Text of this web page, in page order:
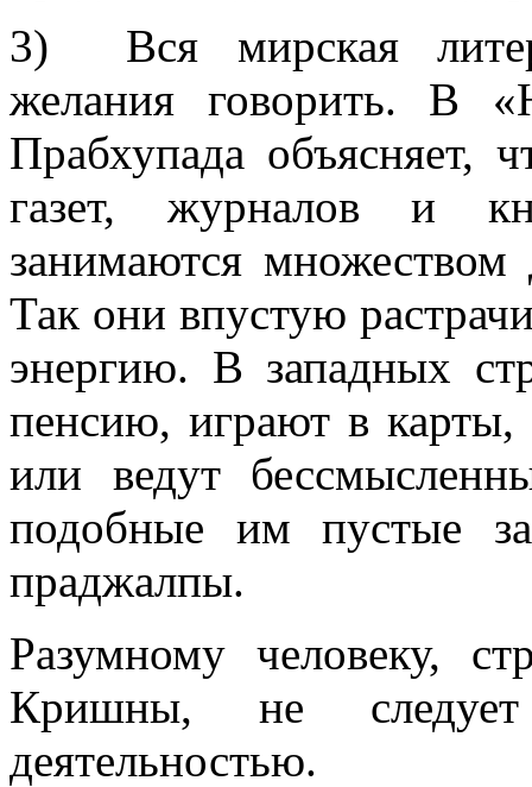
3) Вся мирская
желания говорить. В
Прабхупада объясняет,
газет, журналов и
занимаются
Так они впустую
энергию. В западных
пенсию, играют в карты,
или ведут
подобные им пустые
праджалпы.
Разумному человеку,
Кришны, не следует
деятельностью.